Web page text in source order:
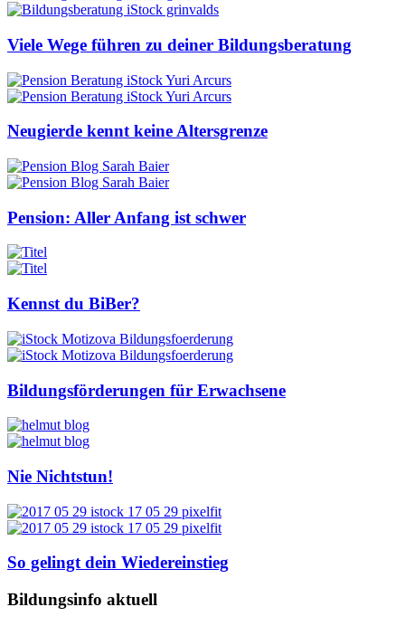
Viele Wege führen zu deiner Bildungsberatung
Neugierde kennt keine Altersgrenze
Pension: Aller Anfang ist schwer
Kennst du BiBer?
Bildungsförderungen für Erwachsene
Nie Nichtstun!
So gelingt dein Wiedereinstieg
Bildungsinfo aktuell